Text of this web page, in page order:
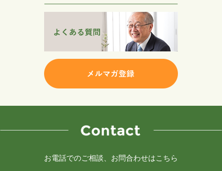
お電話でのご相談、お問合わせはこちら